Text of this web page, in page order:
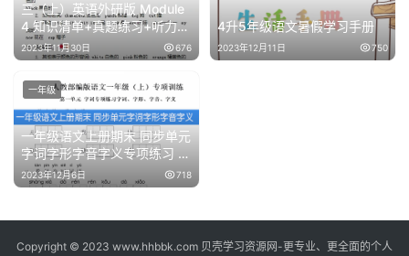
三（上）英语外研版 Module
4 知识清单+真题练习+听力练
习
2023年11月30日 676
4升5年级语文暑假学习手册
2023年12月11日 750
一年级语文上册期末 同步单元
字词字形字音字义专项练习 共
45页
2023年12月6日 718
一年级
Copyright © 2023 www.hhbbk.com 贝壳学习资源网-更专业、更全面的个人